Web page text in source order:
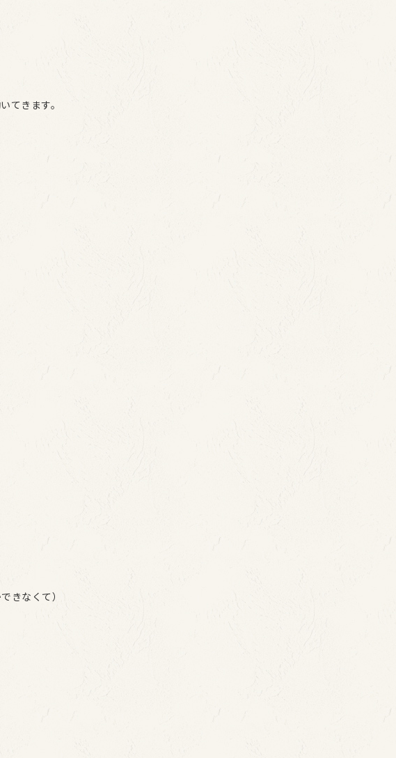
てきます。
きなくて）